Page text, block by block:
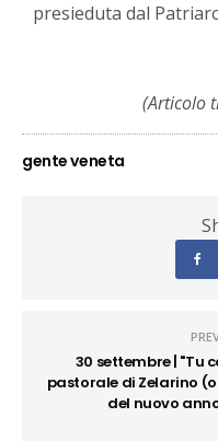
presieduta dal
(Articolo
gente veneta
30 settembre | "Tu
pastorale di Zelarino
del nuovo